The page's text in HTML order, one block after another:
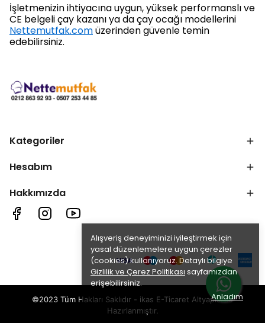
Alışveriş deneyiminizi iyileştirmek için
yasal düzenlemelere uygun çerezler
(cookies) kullanıyoruz. Detaylı bilgiye
Gizlilik ve Çerez Politikası sayfamızdan
erişebilirsiniz.
Anladım
İşletmenizin ihtiyacına uygun, yüksek performanslı ve
CE belgeli çay kazanı ya da çay ocağı modellerini
Nettemutfak.comüzerinden güvenle temin
edebilirsiniz.
Kategoriler
Hesabım
Hakkımızda
©2023 Tüm Hakları Saklıdır - ikas E-Ticaret Altyapısı ile
Hazırlanmıştır.